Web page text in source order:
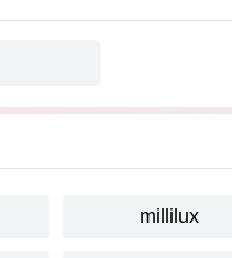
millilux